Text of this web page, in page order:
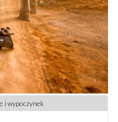
i wypoczynek